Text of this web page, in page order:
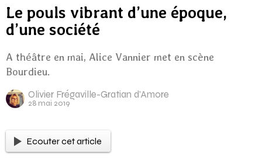
Le pouls vibrant d’une époque,
d’une société
A théâtre en mai, Alice Vannier met en scène
Bourdieu.
Olivier Frégaville-Gratian d'Amore
28 mai 2019
Ecouter cet article